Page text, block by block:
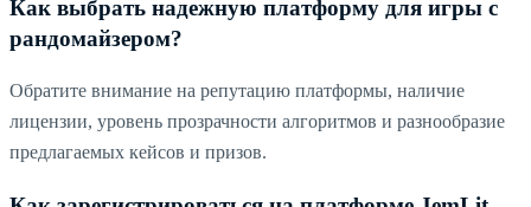
Как выбрать надежную платформу для игры с
рандомайзером?
Обратите внимание на репутацию платформы, наличие
лицензии, уровень прозрачности алгоритмов и разнообразие
предлагаемых кейсов и призов.